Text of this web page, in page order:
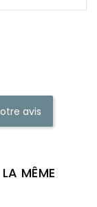
avis
MÊME